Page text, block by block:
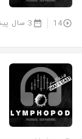
14 3 سال پیش